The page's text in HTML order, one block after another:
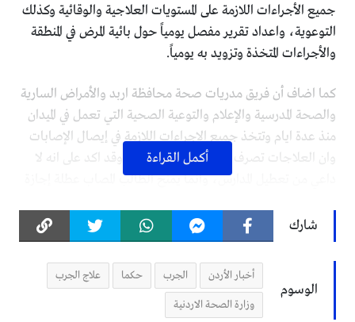
جميع الأجراءات اللازمة على المستويات العلاجية والوقائية وكذلك
التوعوية، واعداد تقرير مفصل يومياً حول بائية المرض في المنطقة
والأجراءات المتخذة وتزويد به يومياً.
كما اضاف أن فريق مدريات صحة محافظة اربد والأمراض السارية
والصحة المدرسية والإعلام والتوعية الصحية التي تعمل في الميدان
منذ عدة ايام وتتخذ جميع الإجراءات اللازمة في إيصال الإصابات
وان العلاجات تصرف على المصابين بالمجاني، وقد اكد على انه لا
داعي من تعطيل المدارس، وانما يمنح الطالب المصاب عطلة إجازة
اشار الدكتور محمد العبد اللات مدير مديرية الأمراض السارية إلى
أن قسم الأستقصاء الوبائي الذي اجرتة الوزارة يشير إلى عدد
الحالات المصابة في المرض بلغ نحو 226 شخص من مختلف الفئات
العمرية، وقال الدكتور العبد اللات توفر العلاج اللازم وانه يعطى
أكمل القراءة
شارك
الوسوم
أخبار الأردن الجرب حكما علاج الجرب
وزارة الصحة الاردنية